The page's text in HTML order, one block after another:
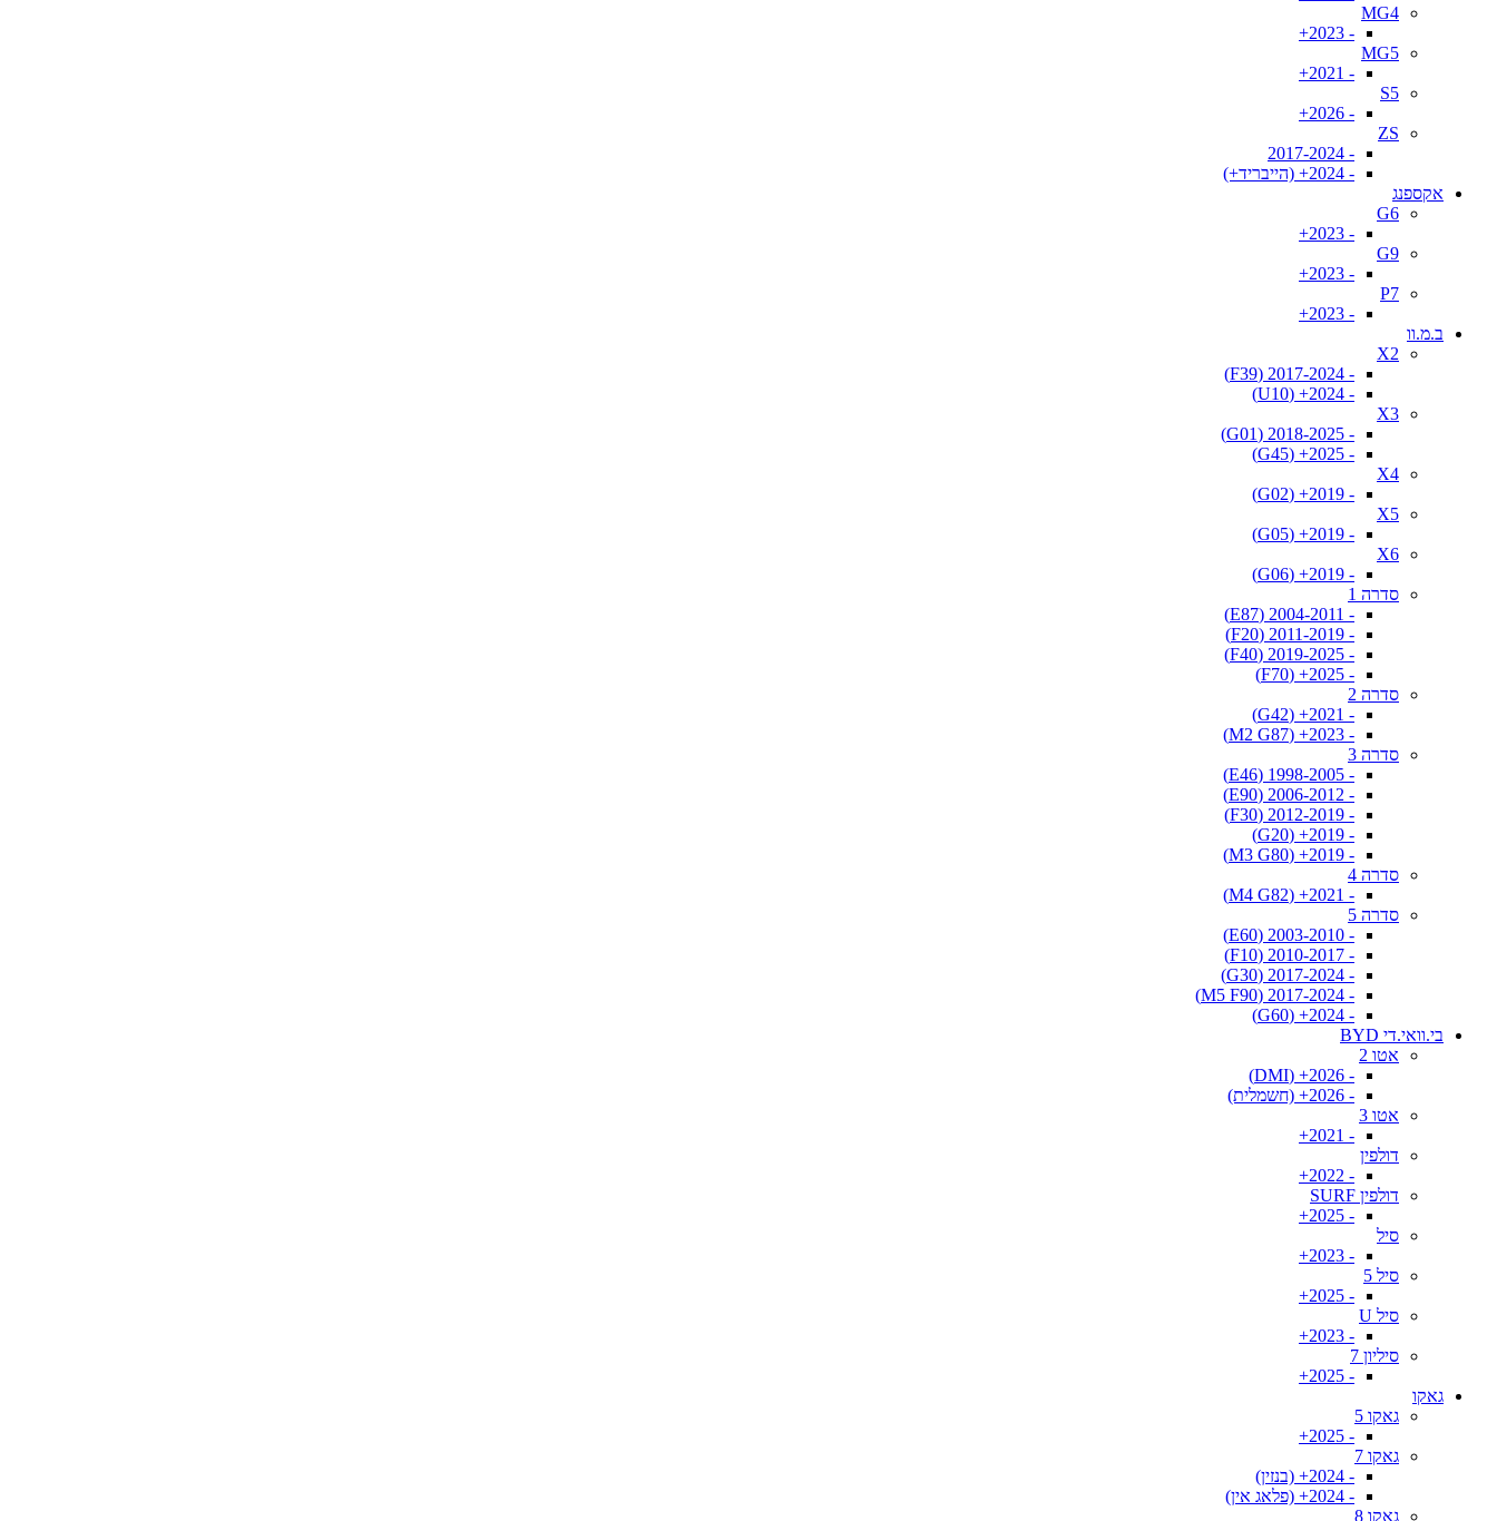
MG4
- 2023+
MG5
- 2021+
S5
- 2026+
ZS
- 2017-2024
- 2024+ (הייבריד+)
אקספנג
G6
- 2023+
G9
- 2023+
P7
- 2023+
ב.מ.וו
X2
- 2017-2024 (F39)
- 2024+ (U10)
X3
- 2018-2025 (G01)
- 2025+ (G45)
X4
- 2019+ (G02)
X5
- 2019+ (G05)
X6
- 2019+ (G06)
סדרה 1
- 2004-2011 (E87)
- 2011-2019 (F20)
- 2019-2025 (F40)
- 2025+ (F70)
סדרה 2
- 2021+ (G42)
- 2023+ (M2 G87)
סדרה 3
- 1998-2005 (E46)
- 2006-2012 (E90)
- 2012-2019 (F30)
- 2019+ (G20)
- 2019+ (M3 G80)
סדרה 4
- 2021+ (M4 G82)
סדרה 5
- 2003-2010 (E60)
- 2010-2017 (F10)
- 2017-2024 (G30)
- 2017-2024 (M5 F90)
- 2024+ (G60)
בי.וואי.די BYD
אטו 2
- 2026+ (DMI)
- 2026+ (חשמלית)
אטו 3
- 2021+
דולפין
- 2022+
דולפין SURF
- 2025+
סיל
- 2023+
סיל 5
- 2025+
סיל U
- 2023+
סיליון 7
- 2025+
גאקו
גאקו 5
- 2025+
גאקו 7
- 2024+ (בנזין)
- 2024+ (פלאג אין)
גאקו 8